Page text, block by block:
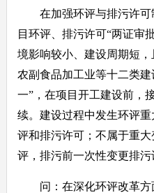
在加强环评与排污许
目环评、排污许可“两证审
境影响较小、建设周期短
农副食品加工业等十二类
一”，在项目开工建设前，
续。建设过程中发生环评
评和排污许可；不属于重
评，排污前一次性变更排污
问：在深化环评改革方